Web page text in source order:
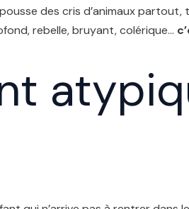
des cris d’animaux partout,
rebelle, bruyant, colérique…